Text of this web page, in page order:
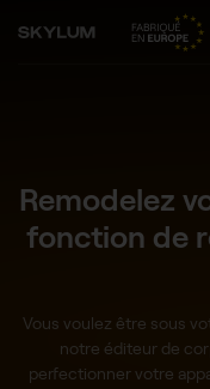
Remodelez
fonction de
Vous voulez être sous
notre éditeur de
perfectionner votre